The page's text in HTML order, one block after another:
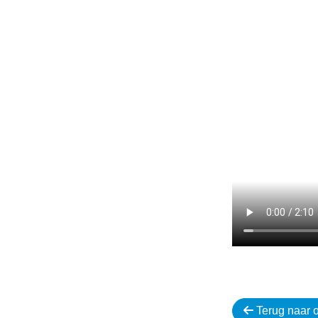
Terug naar